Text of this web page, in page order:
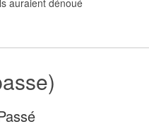
auraient dénoué